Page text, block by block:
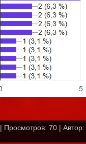
| Просмотров: 70 | Автор: